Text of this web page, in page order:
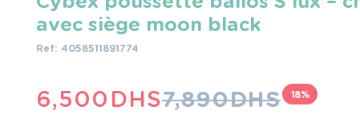
avec siège moon black
Ref: 4058511891774
7,890DHS
LE
6,500 DHS
LE
18%